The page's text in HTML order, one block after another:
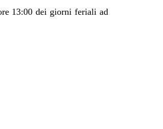
13:00 dei giorni feriali ad